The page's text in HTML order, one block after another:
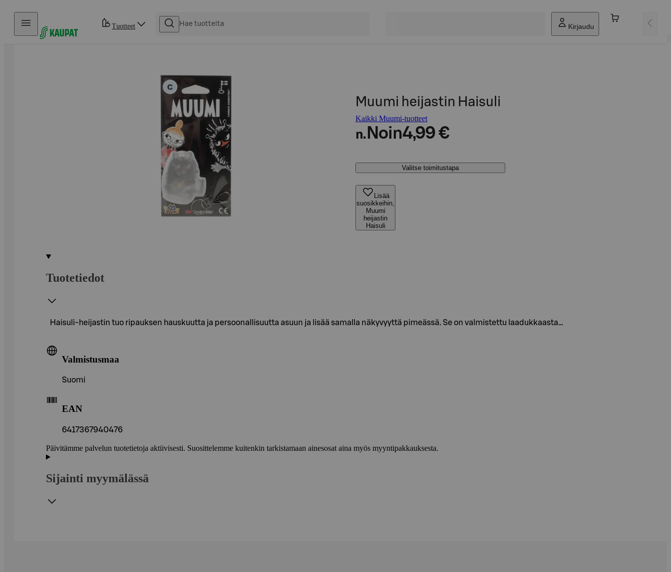
Hyppää sisältöön
Tuotteet Kirjaudu
Muumi heijastin Haisuli
Kaikki Muumi-tuotteet
n. Noin4,99 €
Valitse toimitustapa
Lisää
suosikkeihin,
Muumi
heijastin
Haisuli
Tuotetiedot
Haisuli-heijastin tuo ripauksen hauskuutta ja persoonallisuutta asuun ja lisää samalla näkyvyyttä pimeässä. Se on valmistettu laadukkaasta…
Valmistusmaa
Suomi
EAN
6417367940476
Päivitämme palvelun tuotetietoja aktiivisesti. Suosittelemme kuitenkin tarkistamaan ainesosat aina myös myyntipakkauksesta.
Sijainti myymälässä